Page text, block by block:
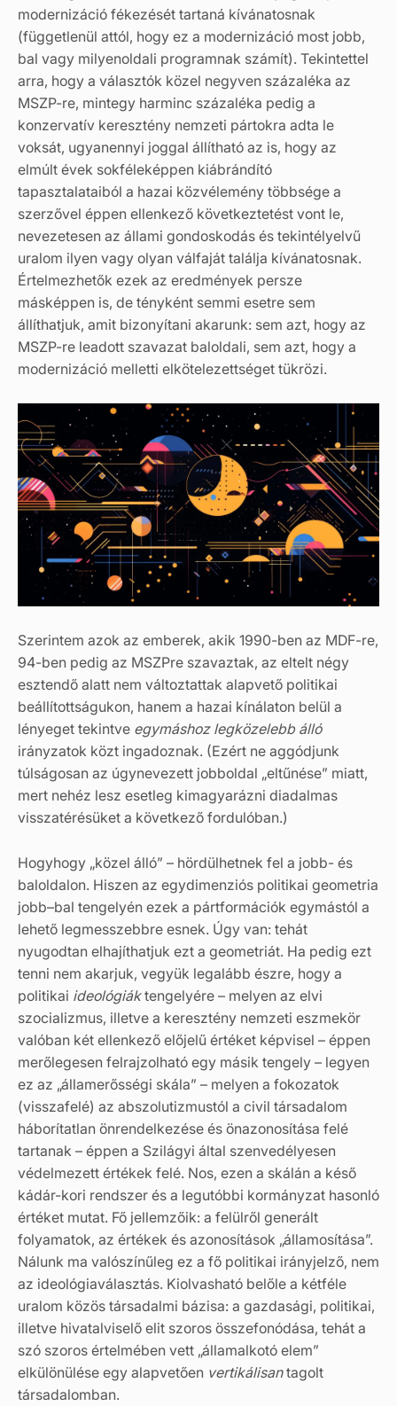
modernizáció fékezését tartaná kívánatosnak
(függetlenül attól, hogy ez a modernizáció most jobb,
bal vagy milyenoldali programnak számít). Tekintettel
arra, hogy a választók közel negyven százaléka az
MSZP-re, mintegy harminc százaléka pedig a
konzervatív keresztény nemzeti pártokra adta le
voksát, ugyanennyi joggal állítható az is, hogy az
elmúlt évek sokféleképpen kiábrándító
tapasztalataiból a hazai közvélemény többsége a
szerzővel éppen ellenkező következtetést vont le,
nevezetesen az állami gondoskodás és tekintélyelvű
uralom ilyen vagy olyan válfaját találja kívánatosnak.
Értelmezhetők ezek az eredmények persze
másképpen is, de tényként semmi esetre sem
állíthatjuk, amit bizonyítani akarunk: sem azt, hogy az
MSZP-re leadott szavazat baloldali, sem azt, hogy a
modernizáció melletti elkötelezettséget tükrözi.
Szerintem azok az emberek, akik 1990-ben az MDF-re,
94-ben pedig az MSZP­re szavaztak, az eltelt négy
esztendő alatt nem változtattak alapvető politikai
beállítottságukon, hanem a hazai kínálaton belül a
lényeget tekintve egymáshoz legközelebb álló
irányzatok közt ingadoznak. (Ezért ne aggódjunk
túlságosan az úgynevezett jobboldal „eltűnése” miatt,
mert nehéz lesz esetleg kimagyarázni diadalmas
visszatérésüket a következő fordulóban.)
Hogyhogy „közel álló” – hördülhetnek fel a jobb- és
baloldalon. Hiszen az egydimenziós politikai geometria
jobb–bal tengelyén ezek a pártformációk egymástól a
lehető legmesszebbre esnek. Úgy van: tehát
nyugodtan elhajíthatjuk ezt a geometriát. Ha pedig ezt
tenni nem akarjuk, vegyük legalább észre, hogy a
politikai ideológiáktengelyére – melyen az elvi
szocializmus, illetve a keresztény nemzeti eszmekör
valóban két ellenkező előjelű értéket képvisel – éppen
merőlegesen felrajzolható egy másik tengely – legyen
ez az „államerősségi skála” – melyen a fokozatok
(visszafelé) az abszolutizmustól a civil társadalom
háborítatlan önrendelkezése és önazonosítása felé
tartanak – éppen a Szilágyi által szenvedélyesen
védelmezett értékek felé. Nos, ezen a skálán a késő
kádár-kori rendszer és a legutóbbi kormányzat hasonló
értéket mutat. Fő jellemzőik: a felülről generált
folyamatok, az értékek és azonosítások „államosítása”.
Nálunk ma valószínűleg ez a fő politikai irányjelző, nem
az ideológiaválasztás. Kiolvasható belőle a kétféle
uralom közös társadalmi bázisa: a gazdasági, politikai,
illetve hivatalviselő elit szoros összefonódása, tehát a
szó szoros értelmében vett „államalkotó elem”
elkülönülése egy alapvetően vertikálisantagolt
társadalomban.